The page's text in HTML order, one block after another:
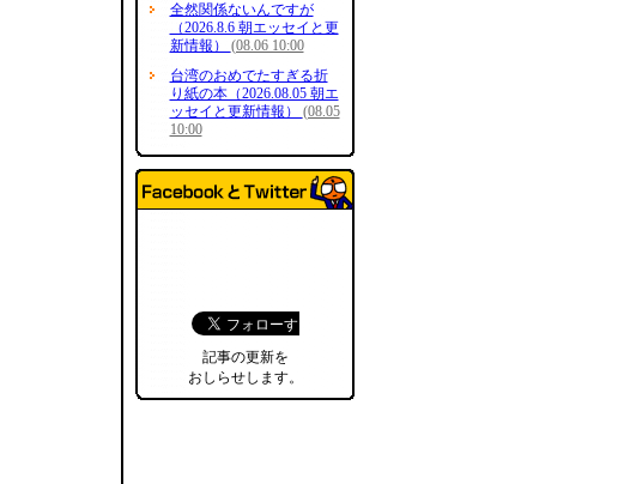
全然関係ないんですが
（2026.8.6 朝エッセイと更
新情報） (08.06 10:00
台湾のおめでたすぎる折
り紙の本（2026.08.05 朝エ
ッセイと更新情報） (08.05
10:00
記事の更新を
おしらせします。